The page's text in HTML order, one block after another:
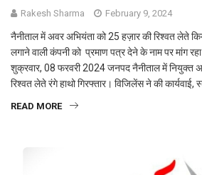
Rakesh Sharma February 9, 2024
नैनीताल में अवर अभियंता को 25 हज़ार की रिश्वत लेते
लगाने वाली कंपनी को प्रमाण पत्र देने के नाम पर मांग रहा
शुक्रवार, 08 फरवरी 2024 जनपद नैनीताल में नियुक्त
रिश्वत लेते रंगे हाथो गिरफ्तार। विजिलेंस ने की कार्यवाई,
READ MORE